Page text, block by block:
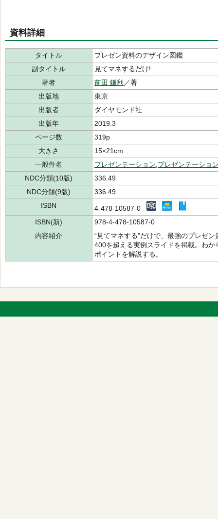
資料詳細
タイトル
プレゼン資料のデザイン図鑑
副タイトル
見てマネするだけ!
著者
前田 鎌利 ／著
出版地
東京
出版者
ダイヤモンド社
出版年
2019.3
ページ数
319p
大きさ
15×21cm
一般件名
プレゼンテーション プレゼンテーショ
NDC分類(10版)
336.49
NDC分類(9版)
336.49
ISBN
4-478-10587-0
ISBN(新)
978-4-478-10587-0
内容紹介
“見てマネする”だけで、最強のプレゼ
400を超える実例スライドを掲載。わ
ポイントを解説する。